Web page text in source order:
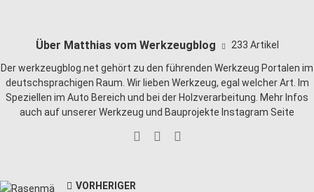
Über Matthias vom Werkzeugblog 233 Artikel
Der werkzeugblog.net gehört zu den führenden Werkzeug Portalen im
deutschsprachigen Raum. Wir lieben Werkzeug, egal welcher Art. Im
Speziellen im Auto Bereich und bei der Holzverarbeitung. Mehr Infos
auch auf unsererWerkzeug und Bauprojekte Instagram Seite
VORHERIGER